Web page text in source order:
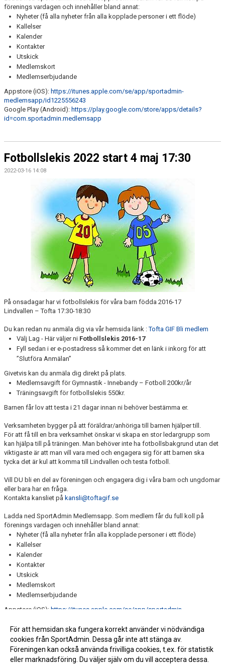
förenings vardagen och innehåller bland annat:
Nyheter (få alla nyheter från alla kopplade personer i ett flöde)
Kallelser
Kalender
Kontakter
Utskick
Medlemskort
Medlemserbjudande
Appstore (iOS): https://itunes.apple.com/se/app/sportadmin-
medlemsapp/id1225556243
Google Play (Android): https://play.google.com/store/apps/details?
id=com.sportadmin.medlemsapp
Fotbollslekis 2022 start 4 maj 17:30
2022-03-16 14:08
På onsadagar har vi fotbollslekis för våra barn födda 2016-17
Lindvallen – Tofta 17:30-18:30
Du kan redan nu anmäla dig via vår hemsida länk :Tofta GIF Bli medlem
Välj Lag - Här väljer ni Fotbollslekis 2016-17
Fyll sedan i er e-postadress så kommer det en länk i inkorg för att
”Slutföra Anmälan”
Givetvis kan du anmäla dig direkt på plats.
Medlemsavgift för Gymnastik - Innebandy – Fotboll 200kr/år
Träningsavgift för fotbollslekis 550kr.
Barnen får lov att testa i 21 dagar innan ni behöver bestämma er.
Verksamheten bygger på att föräldrar/anhöriga till barnen hjälper till.
För att få till en bra verksamhet önskar vi skapa en stor ledargrupp som
kan hjälpa till på träningen. Man behöver inte ha fotbollsbakgrund utan det
viktigaste är att man vill vara med och engagera sig för att barnen ska
tycka det är kul att komma till Lindvallen och testa fotboll.
Vill DU bli en del av föreningen och engagera dig i våra barn och ungdomar
eller bara har en fråga.
Kontakta kansliet på kansli@toftagif.se
Ladda ned SportAdmin Medlemsapp. Som medlem får du full koll på
förenings vardagen och innehåller bland annat:
Nyheter (få alla nyheter från alla kopplade personer i ett flöde)
Kallelser
Kalender
Kontakter
Utskick
Medlemskort
Medlemserbjudande
Appstore (iOS): https://itunes.apple.com/se/app/sportadmin-
Google Play (Android):https://play.google.com/store/apps/details?
id=com.sportadmin.medlemsapp
För att hemsidan ska fungera korrekt använder vi nödvändiga
cookies från SportAdmin. Dessa går inte att stänga av.
Föreningen kan också använda frivilliga cookies, t.ex. för statistik
eller marknadsföring. Du väljer själv om du vill acceptera dessa.